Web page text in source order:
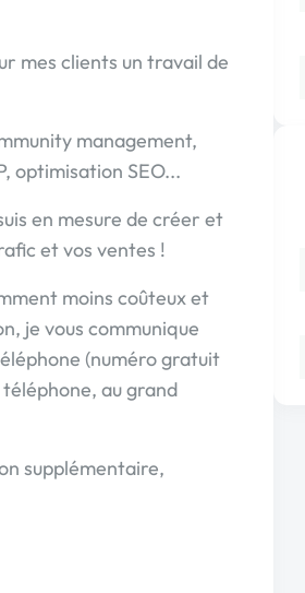
mes clients un travail de
management,
optimisation SEO...
en mesure de créer et
et vos ventes !
moins coûteux et
je vous communique
(numéro gratuit
au grand
supplémentaire,